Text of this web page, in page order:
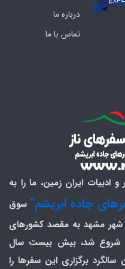
درباره ما
تماس با ما
ادبیات ایران زمین، ما را به
جاده ابریشم" سوق
شهر مشهد به مقصد کشورهای
شروع شد، بیش بیست سال
سال 1404 بیستمین سالگرد برگزاری این سفرها را